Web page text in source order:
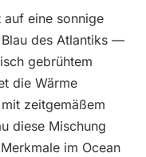
eine sonnige
des Atlantiks —
gebrühtem
die Wärme
zeitgemäßem
diese Mischung
im Ocean